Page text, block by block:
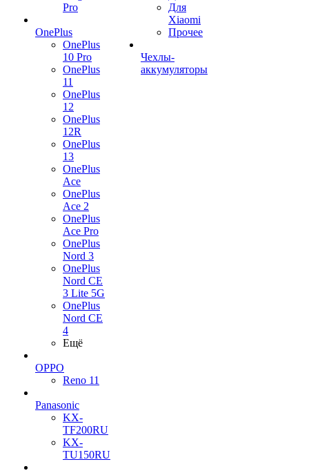
Pro
OnePlus
OnePlus
10 Pro
OnePlus
11
OnePlus
12
OnePlus
12R
OnePlus
13
OnePlus
Ace
OnePlus
Ace 2
OnePlus
Ace Pro
OnePlus
Nord 3
OnePlus
Nord CE
3 Lite 5G
OnePlus
Nord CE
4
Ещё
OPPO
Reno 11
Panasonic
KX-
TF200RU
KX-
TU150RU
Для
Xiaomi
Прочее
Чехлы-
аккумуляторы